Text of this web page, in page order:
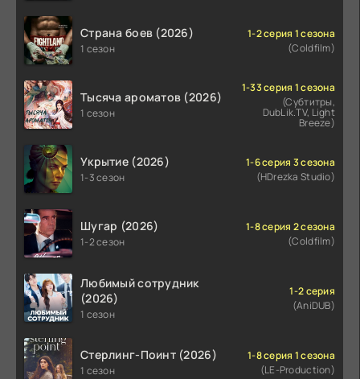
Страна боев (2026)
1 сезон
1-2 серия 1 сезона
(Coldfilm)
Тысяча ароматов (2026)
1 сезон
1-33 серия 1 сезона
(Субтитры,
DubLik.TV, Light
Breeze)
Укрытие (2026)
1-3 сезон
1-6 серия 3 сезона
(HDrezka Studio)
Шугар (2026)
1-2 сезон
1-8 серия 2 сезона
(Coldfilm)
Любимый сотрудник
(2026)
1 сезон
1-2 серия
(AniDUB)
Стерлинг-Поинт (2026)
1 сезон
1-8 серия 1 сезона
(LE-Production)